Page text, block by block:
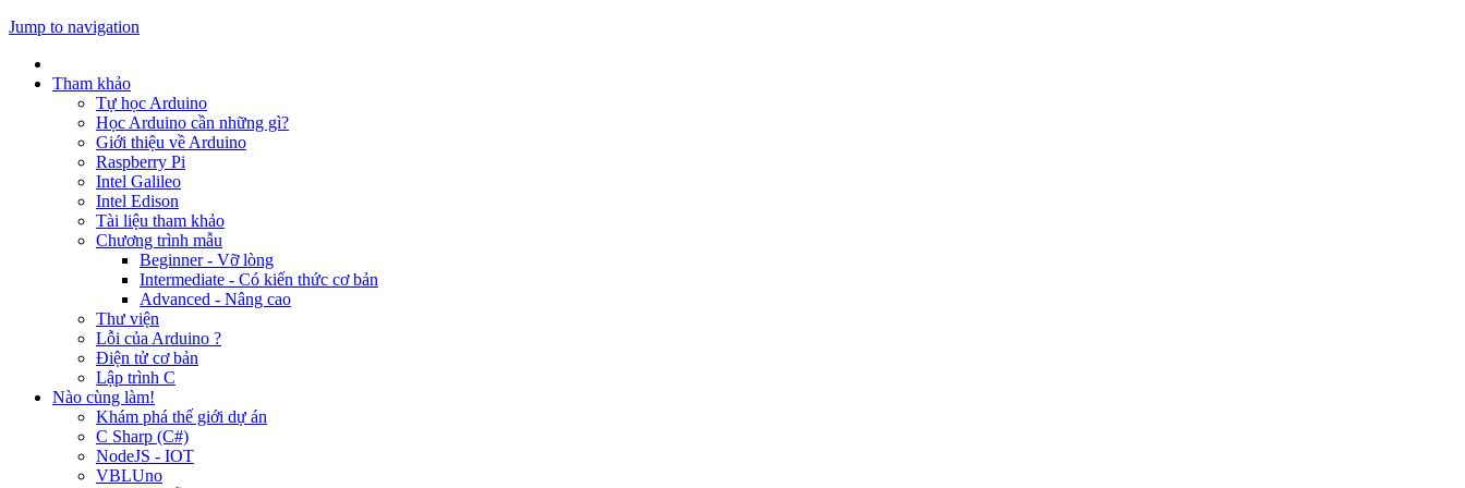
Jump to navigation
Tham khảo
Tự học Arduino
Học Arduino cần những gì?
Giới thiệu về Arduino
Raspberry Pi
Intel Galileo
Intel Edison
Tài liệu tham khảo
Chương trình mẫu
Beginner - Vỡ lòng
Intermediate - Có kiến thức cơ bản
Advanced - Nâng cao
Thư viện
Lỗi của Arduino ?
Điện tử cơ bản
Lập trình C
Nào cùng làm!
Khám phá thế giới dự án
C Sharp (C#)
NodeJS - IOT
VBLUno